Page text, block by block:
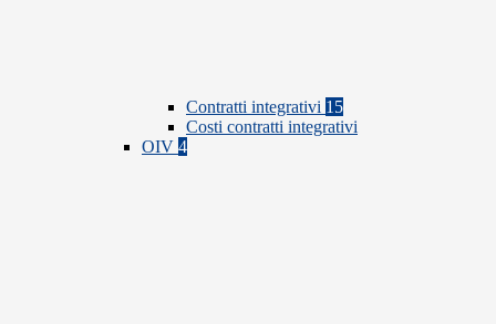
Contratti integrativi 15
Costi contratti integrativi
OIV 4